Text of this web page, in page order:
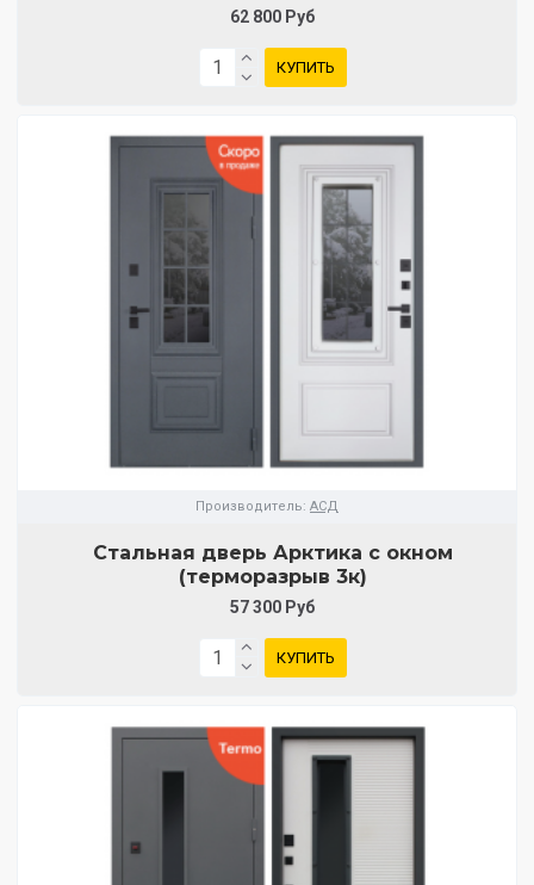
62 800 Руб
КУПИТЬ
Производитель: АСД
Стальная дверь Арктика с окном
(терморазрыв 3к)
57 300 Руб
КУПИТЬ